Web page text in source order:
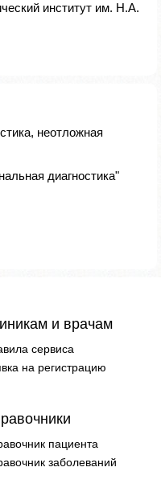
институт им. Н.А.
неотложная
диагностика"
и врачам
сервиса
на регистрацию
пациента
заболеваний